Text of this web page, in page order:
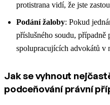
protistrana vidí, že jste
Podání žaloby: Pokud
příslušného soudu, případně
spolupracujících advokátů v
Jak se vyhnout
podceňování právní